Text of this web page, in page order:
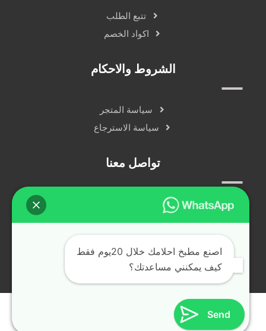
تتبع الطلب
اكواد الخصم
الشروط والاحكام
سياسة المتجر
سياسة الاسترجاع
تواصل معنا
دردشة مباشرة
جميع الحقوق محفوظة © alfransya.ae ٢٠٢٤
اصنع مطبخ احلامك خلال 20يوم فقط
كيف يمكنني مساعدتك؟
Send